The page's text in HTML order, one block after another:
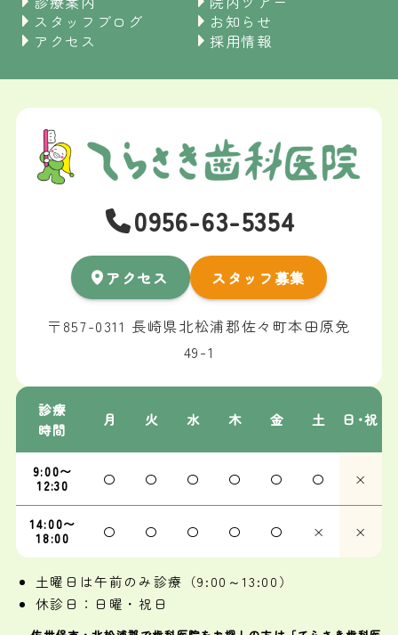
スタッフブログ
お知らせ
アクセス
採用情報
0956-63-5354
アクセス スタッフ募集
〒857-0311 長崎県北松浦郡佐々町本田原免
49-1
診療
時間
月 火 水 木 金 土 日･祝
9:00〜
12:30
〇 〇 〇 〇 〇 〇 ×
14:00〜
18:00
〇 〇 〇 〇 〇 × ×
土曜日は午前のみ診療（9:00～13:00）
休診日：日曜・祝日